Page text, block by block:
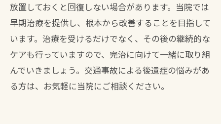
放置しておくと回復しない場合があります。当院では
早期治療を提供し、根本から改善することを目指して
います。治療を受けるだけでなく、その後の継続的な
ケアも行っていますので、完治に向けて一緒に取り組
んでいきましょう。交通事故による後遺症の悩みがあ
る方は、お気軽に当院にご相談ください。